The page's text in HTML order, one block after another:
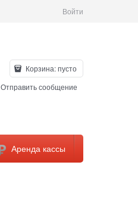
Войти
Корзина:пусто
Отправить сообщение
Аренда кассы